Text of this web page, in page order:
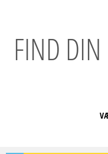
FIND DIN